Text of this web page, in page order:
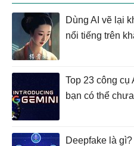
Dùng AI vẽ lại
nổi tiếng trên
Top 23 công cụ
bạn có thể
Deepfake là